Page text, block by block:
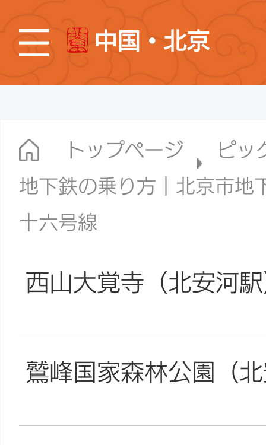
中国・北京
トップページ
ピッ
地下鉄の乗り方｜北京市地
十六号線
西山大覚寺（北安河
鷲峰国家森林公園（